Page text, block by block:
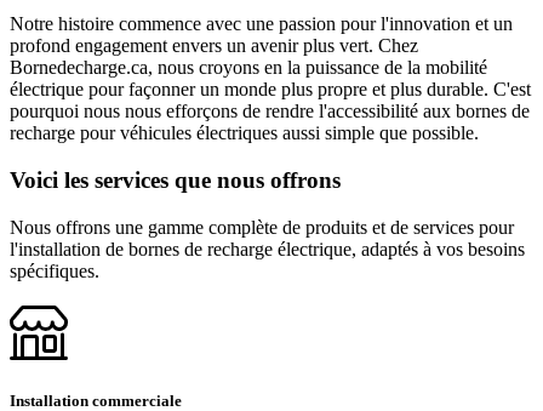
Notre histoire commence avec une passion pour l'innovation et un
profond engagement envers un avenir plus vert. Chez
Bornedecharge.ca, nous croyons en la puissance de la mobilité
électrique pour façonner un monde plus propre et plus durable. C'est
pourquoi nous nous efforçons de rendre l'accessibilité aux bornes de
recharge pour véhicules électriques aussi simple que possible.
Voici les services que nous offrons
Nous offrons une gamme complète de produits et de services pour
l'installation de bornes de recharge électrique, adaptés à vos besoins
spécifiques.
Installation commerciale